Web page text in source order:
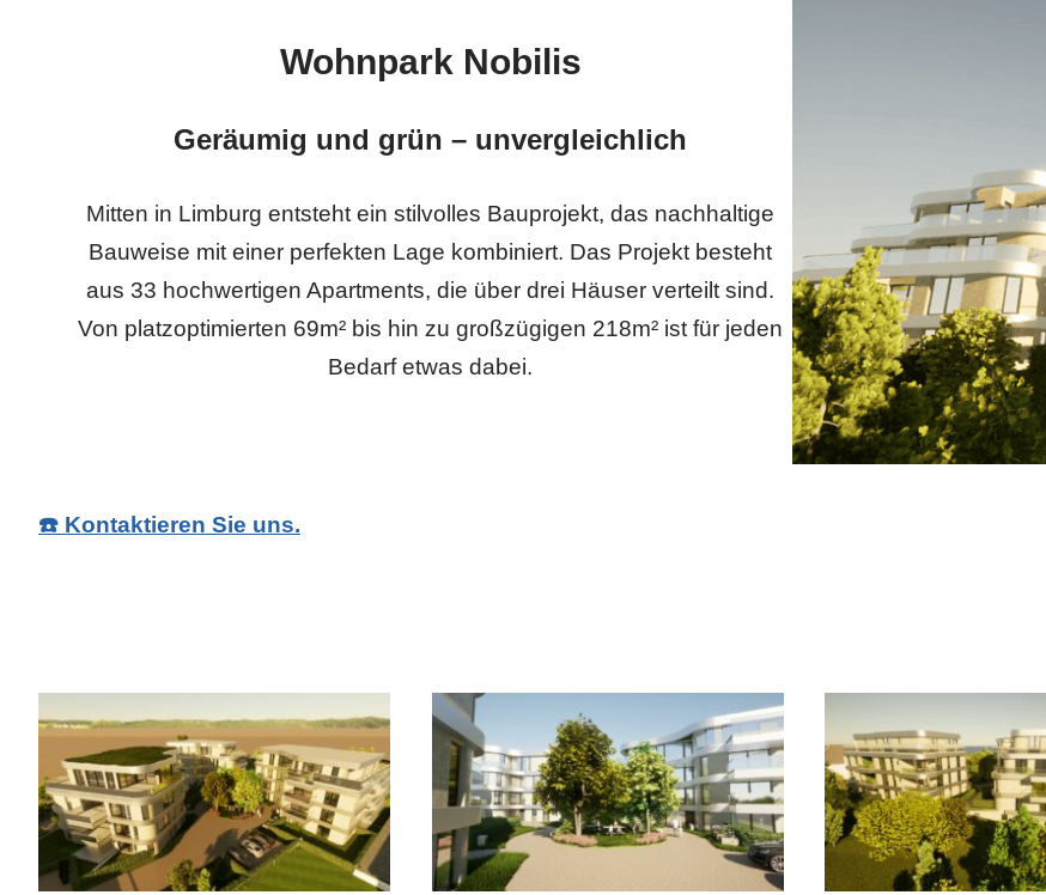
Wohnpark Nobilis
Geräumig und grün – unvergleichlich
Mitten in Limburg entsteht ein stilvolles Bauprojekt, das nachhaltige
Bauweise mit einer perfekten Lage kombiniert. Das Projekt besteht
aus 33 hochwertigen Apartments, die über drei Häuser verteilt sind.
Von platzoptimierten 69m² bis hin zu großzügigen 218m² ist für jeden
Bedarf etwas dabei.
☎️ Kontaktieren Sie uns.